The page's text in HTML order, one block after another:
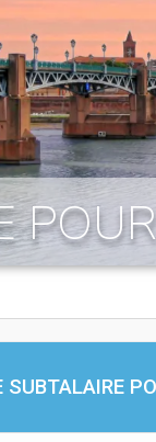
SUBTALAIRE